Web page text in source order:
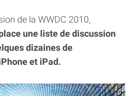
de la WWDC 2010,
une liste de discussion
dizaines de
et iPad.